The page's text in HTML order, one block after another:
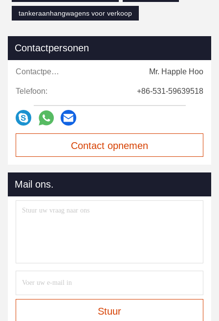
tankeraanhangwagens voor verkoop
Contactpersonen
Contactpersonen: Mr. Happle Hoo
Telefoon: +86-531-59639518
Contact opnemen
Mail ons.
Stuur